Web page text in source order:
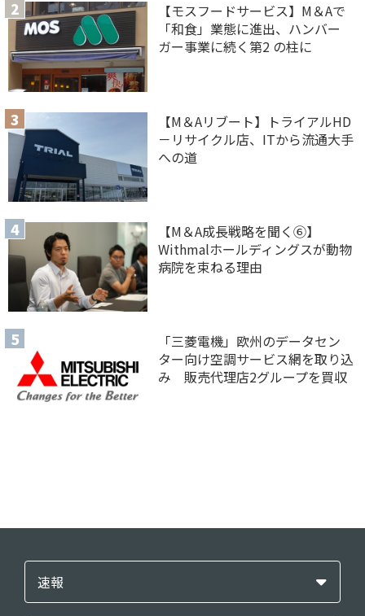
【モスフードサービス】M＆Aで
「和食」業態に進出、ハンバー
ガー事業に続く第2 の柱に
【M＆Aリブート】トライアルHD
－リサイクル店、ITから流通大手
への道
【M＆A 成長戦略を聞く⑥】
Withmalホールディングスが動物
病院を束ねる理由
「三菱電機」欧州のデータセン
ター向け空調サービス網を取り込
み 販売代理店2グループを買収
速報